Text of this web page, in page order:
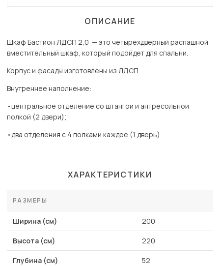
ОПИСАНИЕ
Шкаф Бастион ЛДСП 2,0 — это четырехдверный распашной
вместительный шкаф, который подойдет для спальни.
Корпус и фасады изготовлены из ЛДСП.
Внутреннее наполнение:
•центральное отделение со штангой и антресольной
полкой (2 двери);
•два отделения с 4 полками каждое (1 дверь).
ХАРАКТЕРИСТИКИ
РАЗМЕРЫ
Ширина (см) 200
Высота (см) 220
Глубина (см) 52